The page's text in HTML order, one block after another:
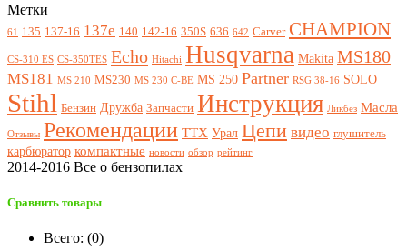
Метки
61 135 137-16 137e 140 142-16 350S 636 642 Carver CHAMPION
CS-310 ES CS-350TES Echo Hitachi Husqvarna Makita MS180
MS181 MS 210 MS230 MS 230 C-BE MS 250 Partner RSG 38-16 SOLO
Stihl Бензин Дружба Запчасти Инструкция Ликбез Масла
Отзывы Рекомендации ТТХ Урал Цепи видео глушитель
карбюратор компактные новости обзор рейтинг
2014-2016 Все о бензопилах
Сравнить товары
Всего: (0)